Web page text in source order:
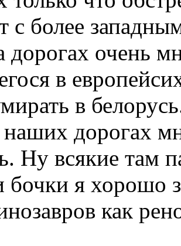
с более
дорогах очень
в
в
дорогах
Ну всякие там
бочки я хорошо
как